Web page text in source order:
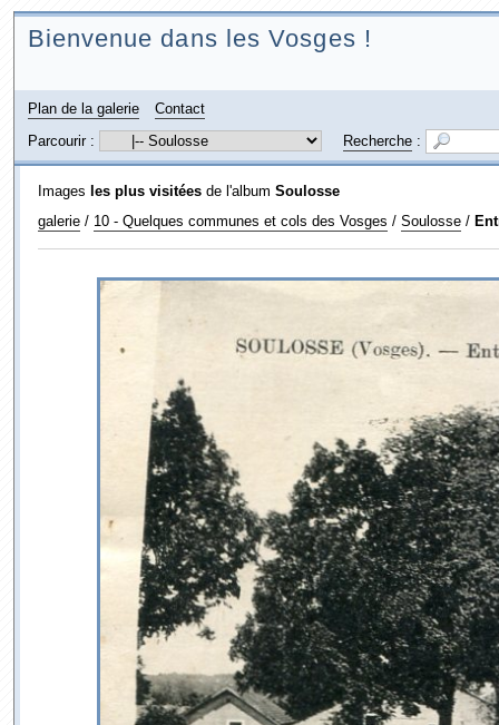
Bienvenue dans les Vosges !
Plan de la galerie
Contact
Parcourir :
Recherche:
Images les plus visitéesde l'album Soulosse
galerie/ 10 - Quelques communes et cols des Vosges / Soulosse/